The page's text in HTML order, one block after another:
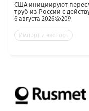
США инициируют
труб из России с
6 августа 2026 209
Импорт и экспорт